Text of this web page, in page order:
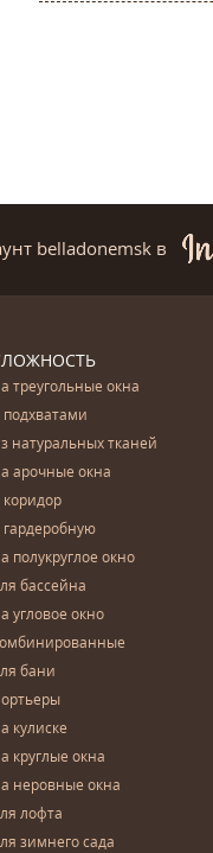
belladonemsk в
треугольные окна
подхватами
натуральных тканей
арочные окна
коридор
гардеробную
полукруглое окно
бассейна
угловое окно
бани
кулиске
круглые окна
неровные окна
лофта
зимнего сада